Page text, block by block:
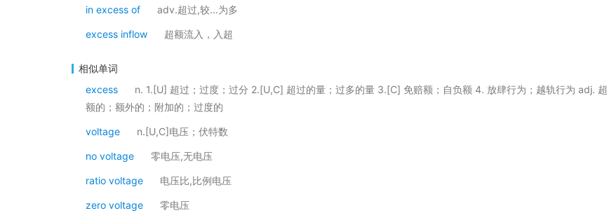
in excess of adv.超过,较...为多
excess inflow 超额流入，入超
相似单词
excess
n. 1.[U] 超过；过度；过分 2.[U,C] 超过的量；过多的量 3.[C] 免赔额；自负额 4. 放肆行为；越轨行为 adj. 超
额的；额外的；附加的；过度的
voltage n.[U,C]电压；伏特数
no voltage 零电压,无电压
ratio voltage 电压比,比例电压
zero voltage 零电压